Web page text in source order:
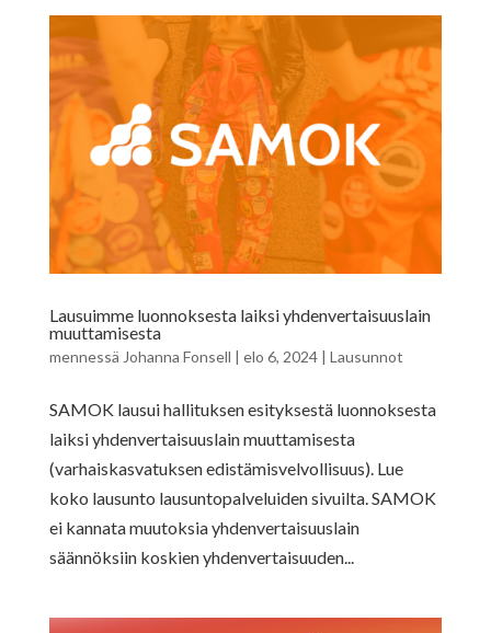
Lausuimme luonnoksesta laiksi yhdenvertaisuuslain
muuttamisesta
mennessä Johanna Fonsell | elo 6, 2024| Lausunnot
SAMOK lausui hallituksen esityksestä luonnoksesta
laiksi yhdenvertaisuuslain muuttamisesta
(varhaiskasvatuksen edistämisvelvollisuus). Lue
koko lausunto lausuntopalveluiden sivuilta. SAMOK
ei kannata muutoksia yhdenvertaisuuslain
säännöksiin koskien yhdenvertaisuuden...